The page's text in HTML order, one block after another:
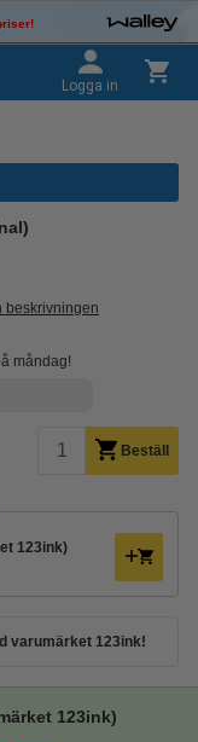
Logga in
beskrivningen
måndag!
Beställ
123ink)
varumärket 123ink!
123ink)